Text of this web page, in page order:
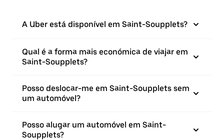
A Uber está disponível em Saint-Soupplets?
Qual é a forma mais económica de viajar em
Saint-Soupplets?
Posso deslocar-me em Saint-Soupplets sem
um automóvel?
Posso alugar um automóvel em Saint-
Soupplets?